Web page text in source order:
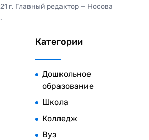
г. Главный редактор — Носова
Категории
Дошкольное
образование
Школа
Колледж
Вуз